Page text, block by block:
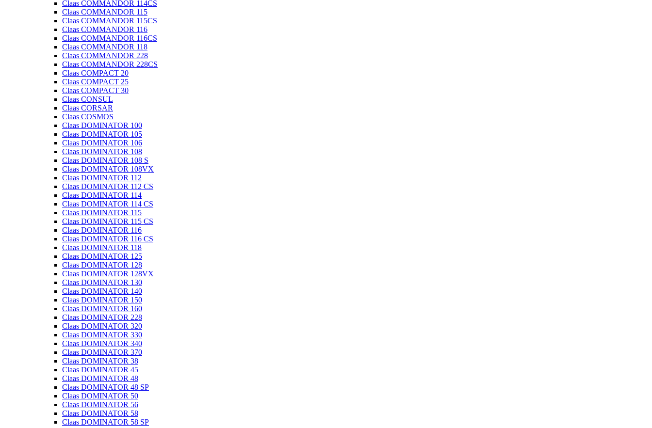
Claas COMMANDOR 114CS
Claas COMMANDOR 115
Claas COMMANDOR 115CS
Claas COMMANDOR 116
Claas COMMANDOR 116CS
Claas COMMANDOR 118
Claas COMMANDOR 228
Claas COMMANDOR 228CS
Claas COMPACT 20
Claas COMPACT 25
Claas COMPACT 30
Claas CONSUL
Claas CORSAR
Claas COSMOS
Claas DOMINATOR 100
Claas DOMINATOR 105
Claas DOMINATOR 106
Claas DOMINATOR 108
Claas DOMINATOR 108 S
Claas DOMINATOR 108VX
Claas DOMINATOR 112
Claas DOMINATOR 112 CS
Claas DOMINATOR 114
Claas DOMINATOR 114 CS
Claas DOMINATOR 115
Claas DOMINATOR 115 CS
Claas DOMINATOR 116
Claas DOMINATOR 116 CS
Claas DOMINATOR 118
Claas DOMINATOR 125
Claas DOMINATOR 128
Claas DOMINATOR 128VX
Claas DOMINATOR 130
Claas DOMINATOR 140
Claas DOMINATOR 150
Claas DOMINATOR 160
Claas DOMINATOR 228
Claas DOMINATOR 320
Claas DOMINATOR 330
Claas DOMINATOR 340
Claas DOMINATOR 370
Claas DOMINATOR 38
Claas DOMINATOR 45
Claas DOMINATOR 48
Claas DOMINATOR 48 SP
Claas DOMINATOR 50
Claas DOMINATOR 56
Claas DOMINATOR 58
Claas DOMINATOR 58 SP